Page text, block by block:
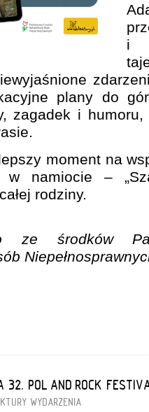
i
plany do
zagadek i
moment na
namiocie –
rodziny.
ze środków
32. POL’AND’ROCK
WYDARZENIA